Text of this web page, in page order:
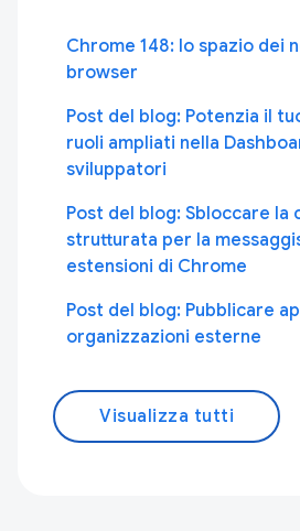
Chrome 148: lo spazio dei
browser
Post del blog: Potenzia il
ruoli ampliati nella
sviluppatori
Post del blog: Sbloccare la
strutturata per la
estensioni di Chrome
Post del blog: Pubblicare
organizzazioni esterne
Visualizza tutti